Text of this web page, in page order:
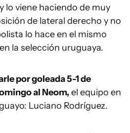
lo viene haciendo de muy
de lateral derecho y no
lo hace en el mismo
la selección uruguaya.
por goleada 5-1 de
al Neom, el equipo en
Luciano Rodríguez.